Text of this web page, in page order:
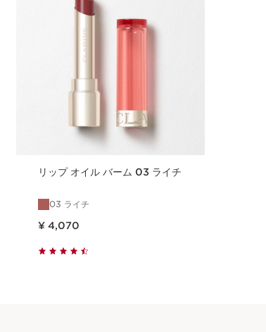
リップ オイル バーム 03 ライチ
03 ライチ
¥ 4,070
クイックビュー